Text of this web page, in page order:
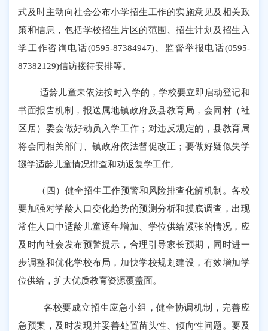
式及时主动向社会公布小学招生工作的实施意见及相关政
策和信息，包括学校招生片区的范围、招生计划及招生入
学工作咨询电话(0595-87384947)、监督举报电话(0595-
87382129)信访接待安排等。
适龄儿童未依法按时入学的，学校要立即启动登记和
书面报告机制，报送属地镇政府及县教育局，会同村（社
区居）委会做好动员入学工作；对违反规定的，县教育局
将会同相关部门、镇政府依法督促改正 ； 要做好疑似失学
辍学适龄儿童情况排查和劝返复学工作。
（四）健全招生工作预警和风险排查化解机制。各校
要加强对学龄人口变化趋势的预测分析和摸底调查，出现
常住人口中适龄儿童逐年增加、学位供给紧张的情况，应
及时向社会发布预警提示，合理引导家长预期，同时进一
步调整和优化学校布局，加快学校规划建设，有效增加学
位供给 ，扩大优质教育资源覆盖面。
各校要成立招生应急小组，健全协调机制，完善应
急预案，及时发现并妥善处置苗头性、倾向性问题。要及